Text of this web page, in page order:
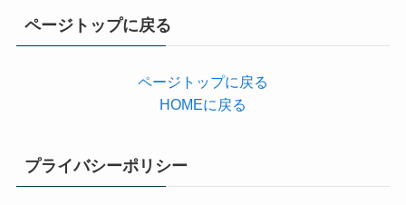
ページトップに戻る
ページトップに戻る
HOMEに戻る
プライバシーポリシー